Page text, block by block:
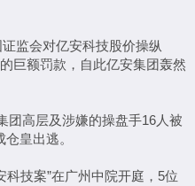
监会对亿安科技股价操纵
巨额罚款，自此亿安集团轰然
高层及涉嫌的操盘手16人被
皇出逃。
技案”在广州中院开庭，5位